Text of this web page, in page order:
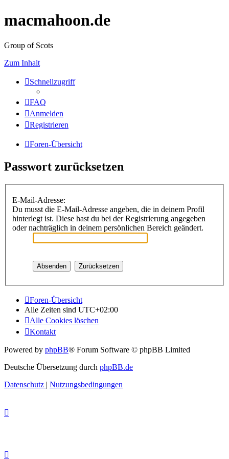
macmahoon.de
Group of Scots
Zum Inhalt
Schnellzugriff
FAQ
Anmelden
Registrieren
Foren-Übersicht
Passwort zurücksetzen
E-Mail-Adresse:
Du musst die E-Mail-Adresse angeben, die in deinem Profil
hinterlegt ist. Diese hast du bei der Registrierung angegeben
oder nachträglich in deinem persönlichen Bereich geändert.
Foren-Übersicht
Alle Zeiten sind UTC+02:00
Alle Cookies löschen
Kontakt
Powered by phpBB® Forum Software © phpBB Limited
Deutsche Übersetzung durch phpBB.de
Datenschutz | Nutzungsbedingungen